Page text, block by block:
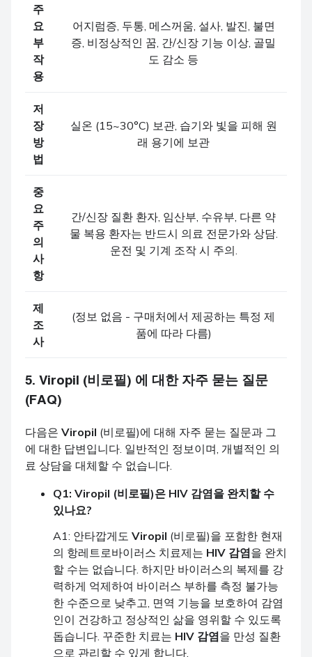
주
요
부
작
용
어지럼증, 두통, 메스꺼움, 설사, 발진, 불면
증, 비정상적인 꿈, 간/신장 기능 이상, 골밀
도 감소 등
저
장
방
법
실온 (15~30°C) 보관, 습기와 빛을 피해 원
래 용기에 보관
중
요
주
의
사
항
간/신장 질환 환자, 임산부, 수유부, 다른 약
물 복용 환자는 반드시 의료 전문가와 상담.
운전 및 기계 조작 시 주의.
제
조
사
(정보 없음 - 구매처에서 제공하는 특정 제
품에 따라 다름)
5. Viropil
(비로필) 에 대한 자주 묻는 질문
(FAQ)
다음은 Viropil (비로필)에 대해 자주 묻는 질문과 그
에 대한 답변입니다. 일반적인 정보이며, 개별적인 의
료 상담을 대체할 수 없습니다.
Q1: Viropil (비로필)은 HIV 감염을 완치할 수
있나요?
A1: 안타깝게도 Viropil (비로필)을 포함한 현재
의 항레트로바이러스 치료제는 HIV 감염을 완치
할 수는 없습니다. 하지만 바이러스의 복제를 강
력하게 억제하여 바이러스 부하를 측정 불가능
한 수준으로 낮추고, 면역 기능을 보호하여 감염
인이 건강하고 정상적인 삶을 영위할 수 있도록
돕습니다. 꾸준한 치료는 HIV 감염을 만성 질환
으로 관리할 수 있게 합니다.